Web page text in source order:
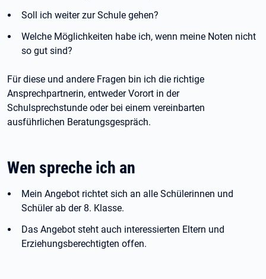
Soll ich weiter zur Schule gehen?
Welche Möglichkeiten habe ich, wenn meine Noten nicht
so gut sind?
Für diese und andere Fragen bin ich die richtige
Ansprechpartnerin, entweder Vorort in der
Schulsprechstunde oder bei einem vereinbarten
ausführlichen Beratungsgespräch.
Wen spreche ich an
Mein Angebot richtet sich an alle Schülerinnen und
Schüler ab der 8. Klasse.
Das Angebot steht auch interessierten Eltern und
Erziehungsberechtigten offen.